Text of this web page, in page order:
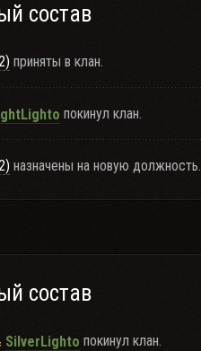
состав
приняты в клан.
покинул клан.
назначены на новую должность.
состав
SilverLighto покинул клан.